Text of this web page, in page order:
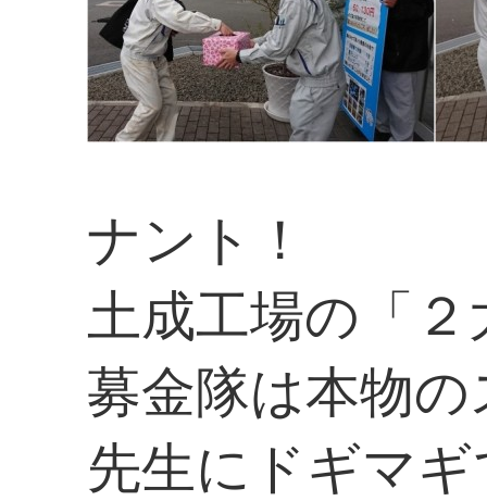
ナント！
土成工場の「
募金隊は本物
先生にドギマ